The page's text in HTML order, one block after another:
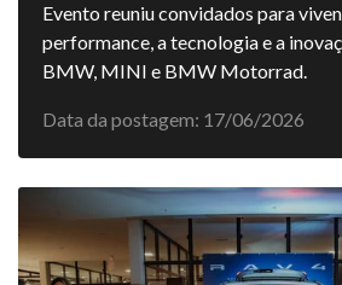
Evento reuniu convidados para
performance, a tecnologia e a
BMW, MINI e BMW Motorrad.
Data da postagem: 17/06/2026